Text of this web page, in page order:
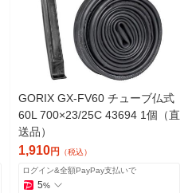
GORIX GX-FV60 チューブ仏式
60L 700×23/25C 43694 1個（直
送品）
1,910円 （税込）
ログイン&全額PayPay支払いで
5%